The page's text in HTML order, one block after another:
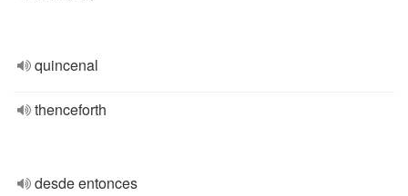
quincenal
thenceforth
desde entonces